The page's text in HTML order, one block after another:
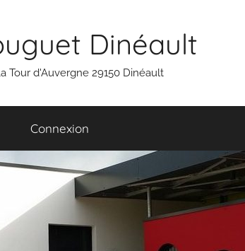
Dinéault
Tour d'Auvergne 29150 Dinéault
Connexion